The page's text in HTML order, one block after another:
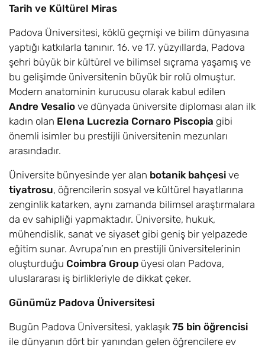
Tarih ve Kültürel Miras
Padova Üniversitesi, köklü geçmişi ve bilim dünyasına
yaptığı katkılarla tanınır. 16. ve 17. yüzyıllarda, Padova
şehri büyük bir kültürel ve bilimsel sıçrama yaşamış ve
bu gelişimde üniversitenin büyük bir rolü olmuştur.
Modern anatominin kurucusu olarak kabul edilen
Andre Vesalio ve dünyada üniversite diploması alan ilk
kadın olan Elena Lucrezia Cornaro Piscopia gibi
önemli isimler bu prestijli üniversitenin mezunları
arasındadır.
Üniversite bünyesinde yer alan botanik bahçesi ve
tiyatrosu, öğrencilerin sosyal ve kültürel hayatlarına
zenginlik katarken, aynı zamanda bilimsel araştırmalara
da ev sahipliği yapmaktadır. Üniversite, hukuk,
mühendislik, sanat ve siyaset gibi geniş bir yelpazede
eğitim sunar. Avrupa’nın en prestijli üniversitelerinin
oluşturduğu Coimbra Group üyesi olan Padova,
uluslararası iş birlikleriyle de dikkat çeker.
Günümüz Padova Üniversitesi
Bugün Padova Üniversitesi, yaklaşık 75 bin öğrencisi
ile dünyanın dört bir yanından gelen öğrencilere ev